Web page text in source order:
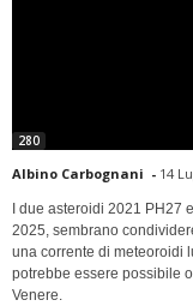
280
Albino Carbognani - 14
I due asteroidi 2021 PH27
2025, sembrano
una corrente di meteoroidi
potrebbe essere possibile
Venere.